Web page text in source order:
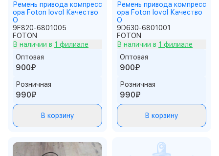
Ремень привода компресс
ора Foton lovol Качество
О
9F820-6801005
FOTON
В наличии в 1 филиале
Оптовая
900₽
Розничная
990₽
В корзину
Ремень привода компресс
ора Foton lovol Качество
О
9D630-6801001
FOTON
В наличии в 1 филиале
Оптовая
900₽
Розничная
990₽
В корзину